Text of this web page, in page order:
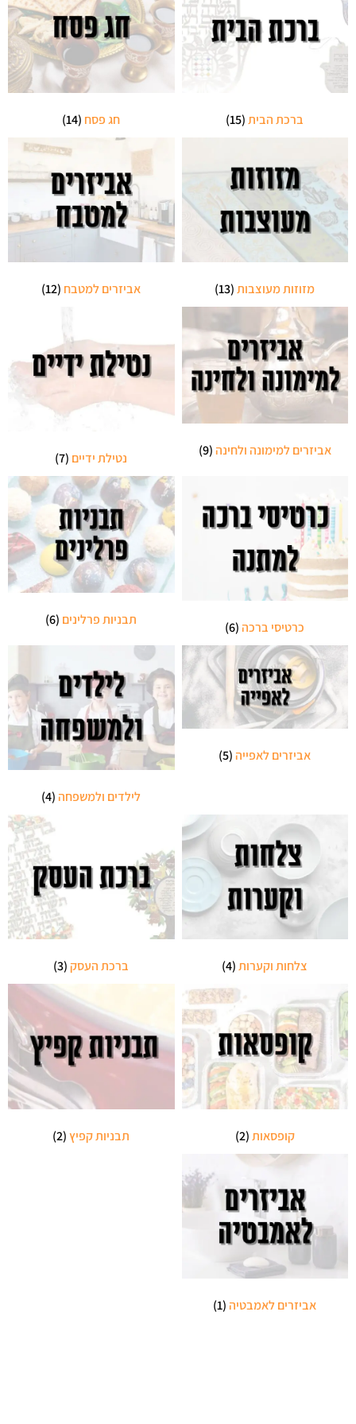
ברכת הבית(15) חג פסח (14)
מזוזות מעוצבות(13) אביזרים למטבח (12)
אביזרים למימונה ולחינה(9) נטילת ידיים (7)
כרטיסי ברכה(6) תבניות פרלינים (6)
אביזרים לאפייה(5)
לילדים ולמשפחה(4)
צלחות וקערות(4) ברכת העסק(3)
קופסאות(2) תבניות קפיץ(2)
אביזרים לאמבטיה(1)